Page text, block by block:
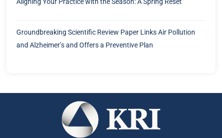
Groundbreaking Scientific Review Paper Links Air Pollution
and Alzheimer’s and Offers a Preventive Plan